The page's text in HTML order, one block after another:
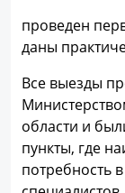
проведен
даны
Все выезды
области и
пункты, где
потребность